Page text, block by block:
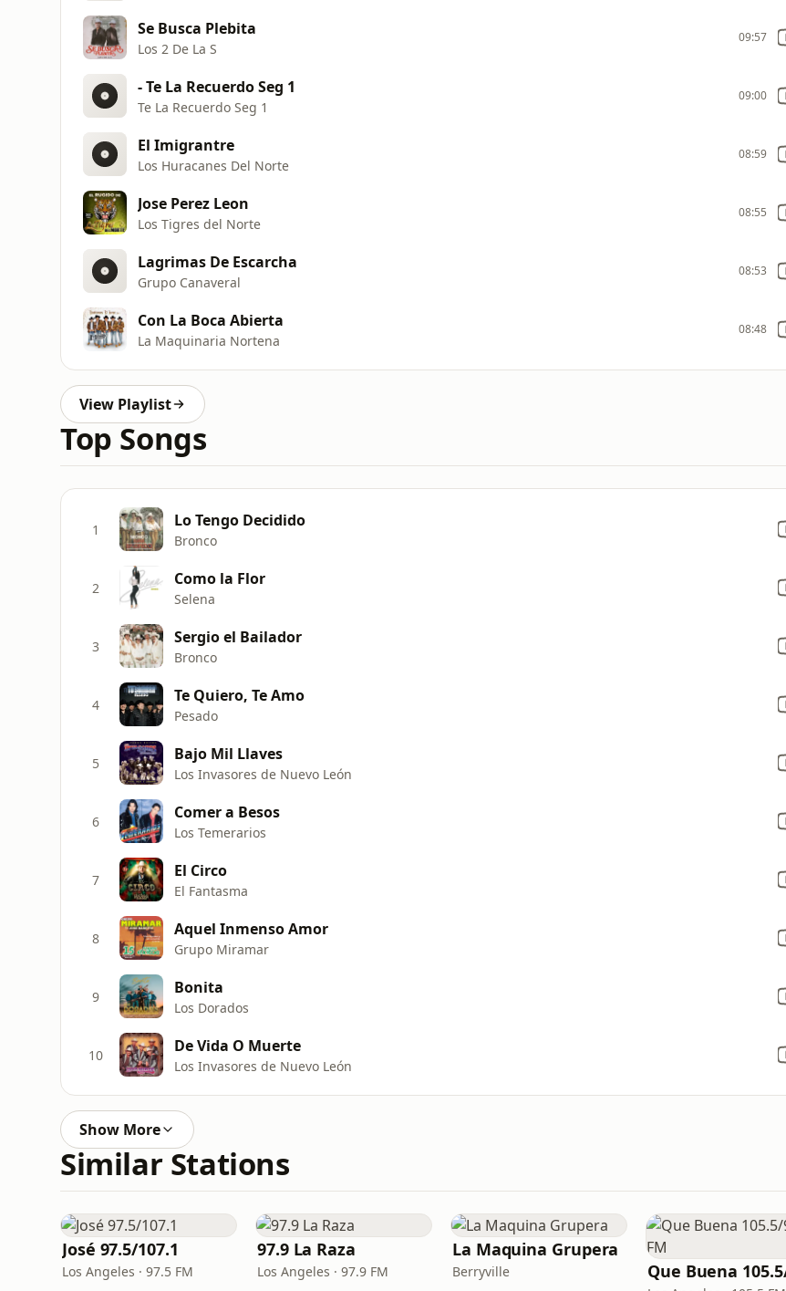
Se Busca Plebita
Los 2 De La S
09:57
- Te La Recuerdo Seg 1
Te La Recuerdo Seg 1
09:00
El Imigrantre
Los Huracanes Del Norte
08:59
Jose Perez Leon
Los Tigres del Norte
08:55
Lagrimas De Escarcha
Grupo Canaveral
08:53
Con La Boca Abierta
La Maquinaria Nortena
08:48
View Playlist
Top Songs
1 Lo Tengo Decidido
Bronco
2 Como la Flor
Selena
3 Sergio el Bailador
Bronco
4 Te Quiero, Te Amo
Pesado
5 Bajo Mil Llaves
Los Invasores de Nuevo León
6 Comer a Besos
Los Temerarios
7 El Circo
El Fantasma
8 Aquel Inmenso Amor
Grupo Miramar
9 Bonita
Los Dorados
10 De Vida O Muerte
Los Invasores de Nuevo León
Show More
Similar Stations
José 97.5/107.1
Los Angeles · 97.5 FM
97.9 La Raza
Los Angeles · 97.9 FM
La Maquina Grupera
Berryville